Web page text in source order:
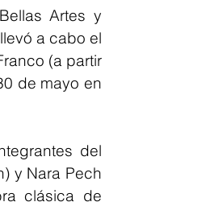
Artes y
a cabo el
(a partir
de mayo en
del
y Nara Pech
clásica de